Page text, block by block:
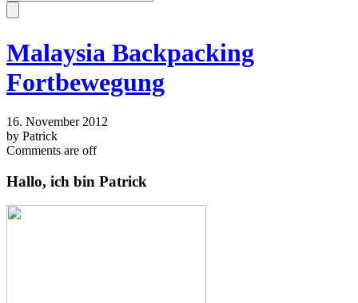
Malaysia Backpacking
Fortbewegung
16. November 2012
by Patrick
Comments are off
Hallo, ich bin Patrick